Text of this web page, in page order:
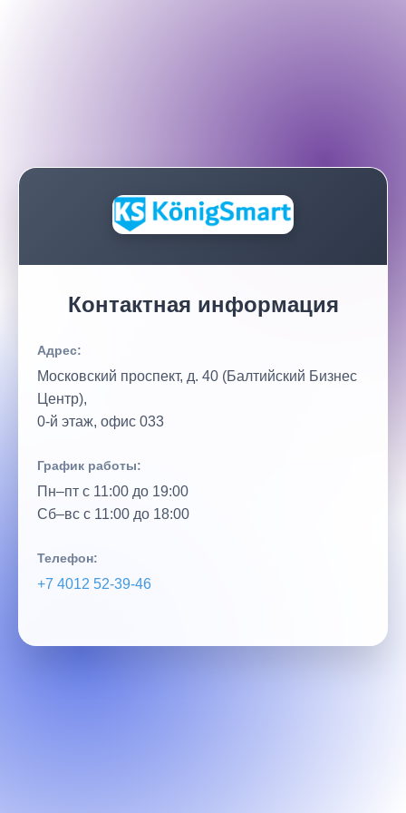
Контактная информация
Адрес:
Московский проспект, д. 40 (Балтийский Бизнес
Центр),
0‑й этаж, офис 033
График работы:
Пн–пт с 11:00 до 19:00
Сб–вс с 11:00 до 18:00
Телефон:
+7 4012 52‑39‑46